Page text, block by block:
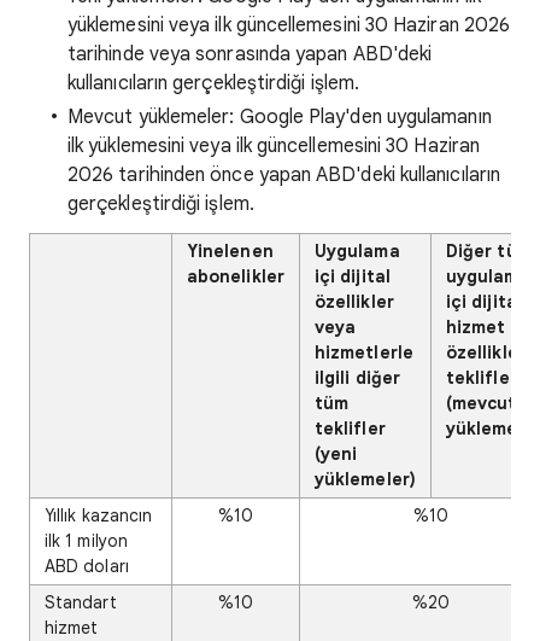
yüklemesini veya ilk güncellemesini 30 Haziran 2026
tarihinde veya sonrasında yapan ABD'deki
kullanıcıların gerçekleştirdiği işlem.
Mevcut yüklemeler: Google Play'den uygulamanın
ilk yüklemesini veya ilk güncellemesini 30 Haziran
2026 tarihinden önce yapan ABD'deki kullanıcıların
gerçekleştirdiği işlem.
Yinelenen
abonelikler
Uygulama
içi dijital
özellikler
veya
hizmetlerle
ilgili diğer
tüm
teklifler
(yeni
yüklemeler)
Diğer tüm
uygulama
içi dijital
hizmet
özellikleri
teklifleri
(mevcut
Yıllık kazancın
ilk 1 milyon
ABD doları
%10 %10
Standart
hizmet
%10 %20